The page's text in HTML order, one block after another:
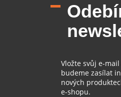
Vložte svůj e-
budeme zasílat
nových
e-shopu.